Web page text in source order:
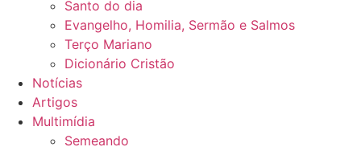
Santo do dia
Evangelho, Homilia, Sermão e Salmos
Terço Mariano
Dicionário Cristão
Notícias
Artigos
Multimídia
Semeando